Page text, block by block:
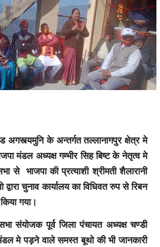
के अन्तर्गत तल्लानागपुर क्षेत्र मे
मंडल अध्यक्ष गम्भीर सिह बिष्ट के नेतृत्व मे
से भाजपा की प्रत्याशी श्रीमती शैलारानी
चुनाव कार्यालय का विधिवत रुप से रिबन
गया।
संयोजक पूर्व जिला पंचायत अध्यक्ष चण्डी
मे पड़ने वाले समस्त बूथो की भी जानकारी